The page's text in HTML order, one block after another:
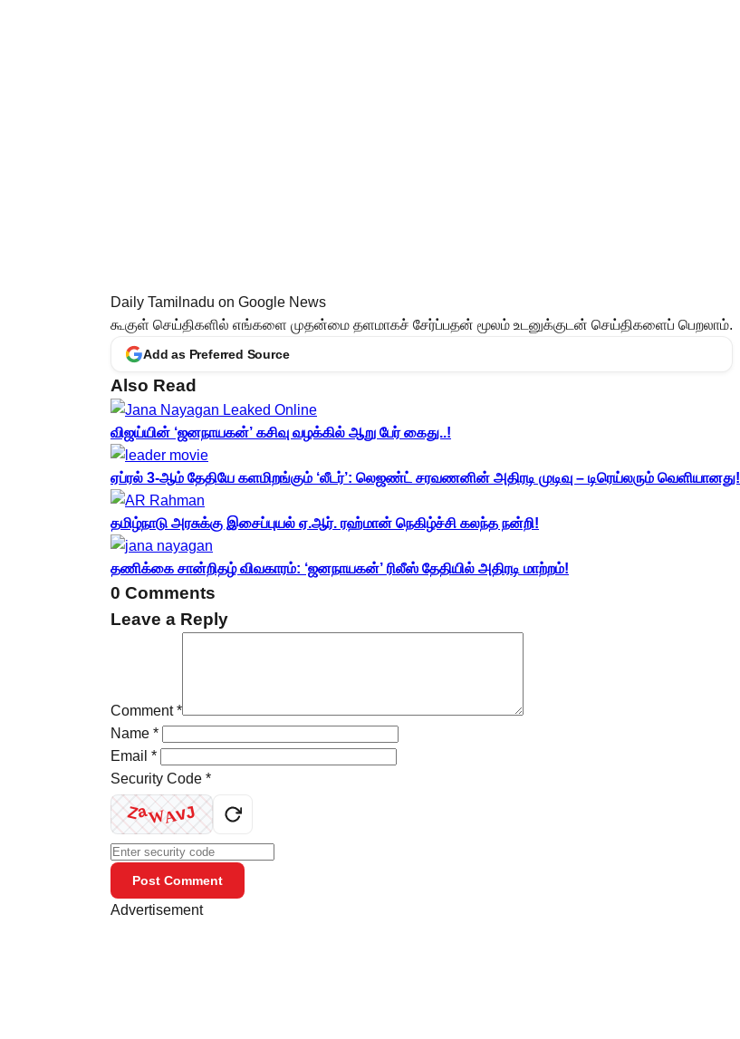
Daily Tamilnadu on Google News
கூகுள் செய்திகளில் எங்களை முதன்மை தளமாகச் சேர்ப்பதன் மூலம் உடனுக்குடன் செய்திகளைப் பெறலாம்.
Add as Preferred Source
Also Read
விஜய்யின் ‘ஜனநாயகன்’ கசிவு வழக்கில் ஆறு பேர் கைது..!
ஏப்ரல் 3-ஆம் தேதியே களமிறங்கும் ‘லீடர்’: லெஜண்ட் சரவணனின் அதிரடி முடிவு – டிரெய்லரும் வெளியானது!
தமிழ்நாடு அரசுக்கு இசைப்புயல் ஏ.ஆர். ரஹ்மான் நெகிழ்ச்சி கலந்த நன்றி!
தணிக்கை சான்றிதழ் விவகாரம்: ‘ஜனநாயகன்’ ரிலீஸ் தேதியில் அதிரடி மாற்றம்!
0 Comments
Leave a Reply
Comment*
Name *
Email *
Security Code *
ZaWAvJ
Post Comment
Advertisement